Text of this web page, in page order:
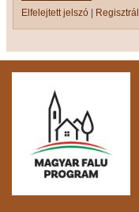
Elfelejtett jelszó | Regisztrál